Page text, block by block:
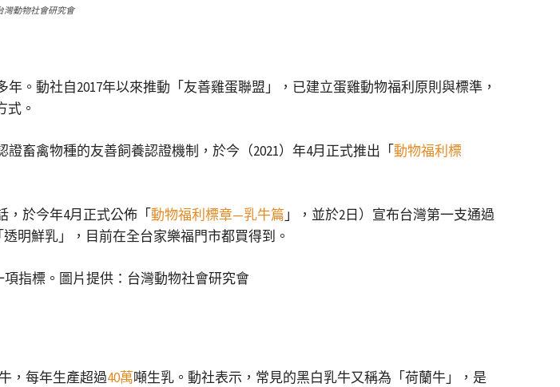
灣動物社會研究會
。動社自2017年以來推動「友善雞蛋聯盟」，已建立蛋雞動物福利原則與標準，
式。
畜禽物種的友善飼養認證機制，於今（2021）年4月正式推出「動物福利標
，於今年4月正式公佈「動物福利標章—乳牛篇」，並於2日）宣布台灣第一支通過
明鮮乳」，目前在全台家樂福門市都買得到。
，每年生產超過40萬噸生乳。動社表示，常見的黑白乳牛又稱為「荷蘭牛」，是